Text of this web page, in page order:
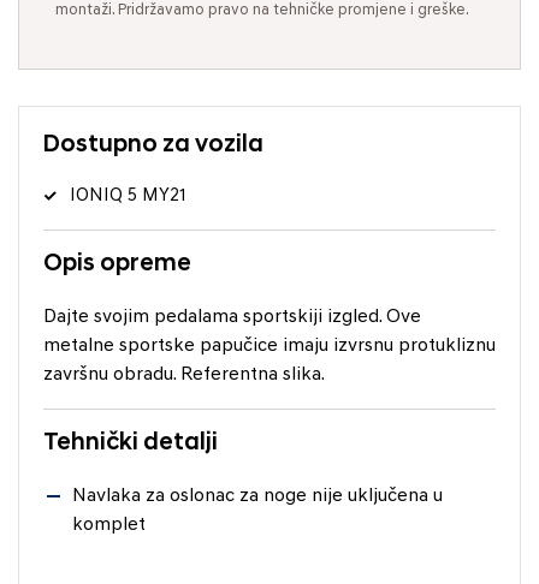
montaži. Pridržavamo pravo na tehničke promjene i greške.
Dostupno za vozila
IONIQ 5 MY21
Opis opreme
Dajte svojim pedalama sportskiji izgled. Ove
metalne sportske papučice imaju izvrsnu protukliznu
završnu obradu. Referentna slika.
Tehnički detalji
Navlaka za oslonac za noge nije uključena u
komplet